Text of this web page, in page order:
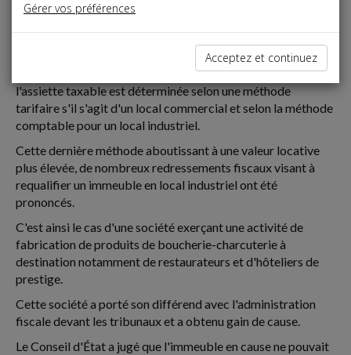
Date: 2019-12-20
En matière de contribution foncière des entreprises (CFE),
l'assiette taxable est déterminée selon une méthode
tarifaire s'il s'agit d'un local commercial et selon la méthode
comptable pour un local industriel.
Cette dernière méthode aboutissant à une valeur locative
plus élevée, de nombreux redressements fiscaux visant à
requalifier un immeuble en local industriel ont été
prononcés.
C'est ainsi le cas d'une société exerçant une activité de
fabrication de produits de boucherie-charcuterie à
destination notamment de restaurateurs et d'hôteliers de
prestige.
Cette société a porté son différend avec l'administration
fiscale devant les tribunaux et a obtenu gain de cause.
Le Conseil d'État a jugé que l'immeuble en cause ne pouvait
Gérer vos préférences
Acceptez et continuez